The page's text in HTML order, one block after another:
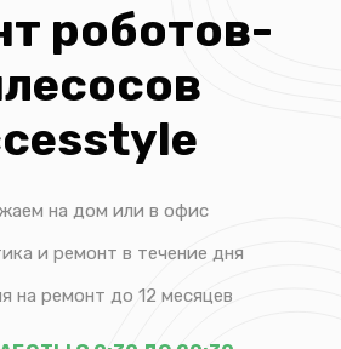
роботов-
на дом или в офис
и ремонт в течение дня
на ремонт до 12 месяцев